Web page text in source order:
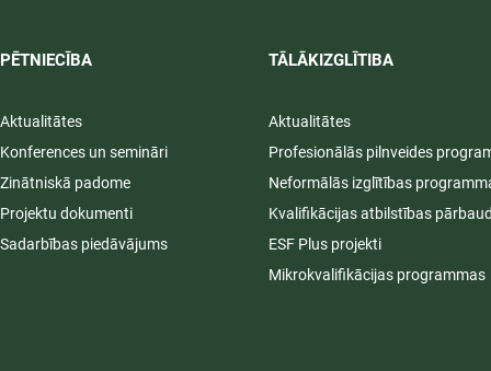
PĒTNIECĪBA
Aktualitātes
Konferences un semināri
Zinātniskā padome
Projektu dokumenti
Sadarbības piedāvājums
TĀLĀKIZGLĪTIBA
Aktualitātes
Profesionālās pilnveides
Neformālās izglītības
Kvalifikācijas atbilstības
ESF Plus projekti
Mikrokvalifikācijas programmas